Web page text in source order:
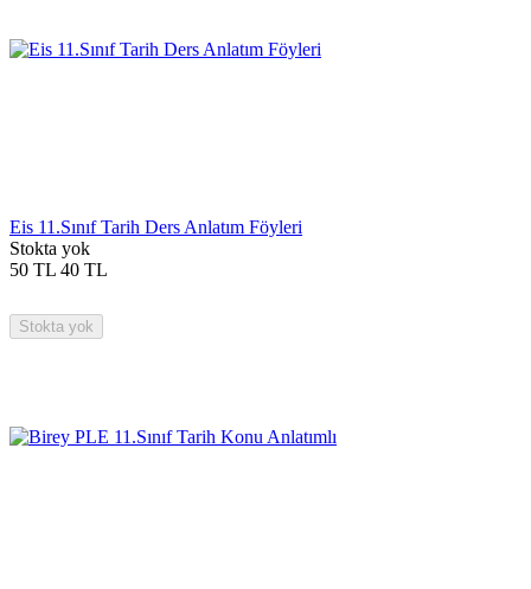
Eis 11.Sınıf Tarih Ders Anlatım Föyleri
Stokta yok
50 TL 40 TL
Stokta yok